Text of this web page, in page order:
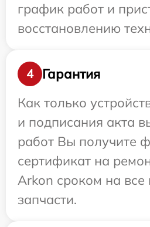
график работ и
восстановлению
4
Гарантия
Как только
и подписания акта
работ Вы получите
сертификат на
Arkon сроком на все
запчасти.